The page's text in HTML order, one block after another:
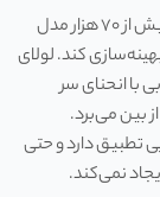
برای دستیابی به راحتی واقعی، شیائومی از داده‌های بیش از ۷۰ هزار مدل
کند. لولای
به‌خوبی با انحنای سر
بین می‌برد.
تطبیق دارد و حتی
نمی‌کند.